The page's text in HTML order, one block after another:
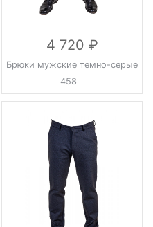
4 720
Брюки мужские темно-серые
458